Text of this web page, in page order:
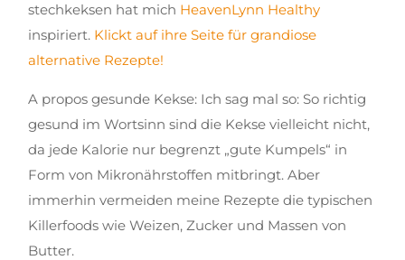
stechkeksen hat mich HeavenLynn Healthy
inspiriert. Klickt auf ihre Seite für grandiose
alternative Rezepte!
A propos gesunde Kekse: Ich sag mal so: So richtig
gesund im Wortsinn sind die Kekse vielleicht nicht,
da jede Kalorie nur begrenzt „gute Kumpels“ in
Form von Mikronährstoffen mitbringt. Aber
immerhin vermeiden meine Rezepte die typischen
Killerfoods wie Weizen, Zucker und Massen von
Butter.